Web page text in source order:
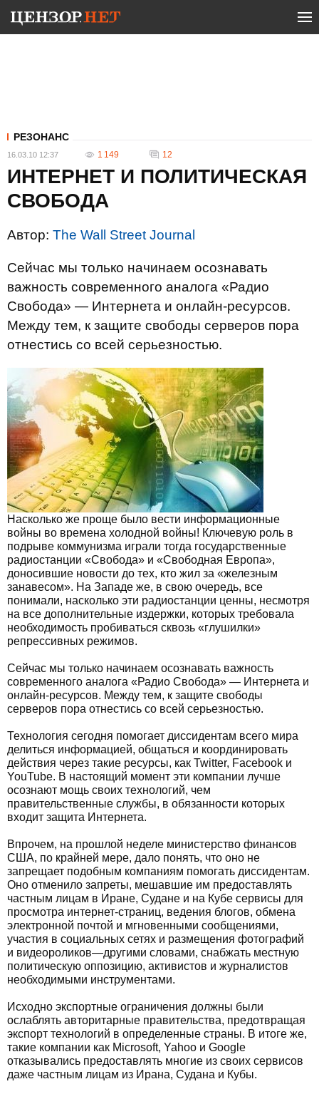
РЕЗОНАНС
16.03.10 12:37 1 149 12
ИНТЕРНЕТ И ПОЛИТИЧЕСКАЯ
СВОБОДА
Автор: The Wall Street Journal
Сейчас мы только начинаем осознавать
важность современного аналога «Радио
Свобода» — Интернета и онлайн-ресурсов.
Между тем, к защите свободы серверов пора
отнестись со всей серьезностью.
Насколько же проще было вести информационные
войны во времена холодной войны! Ключевую роль в
подрыве коммунизма играли тогда государственные
радиостанции «Свобода» и «Свободная Европа»,
доносившие новости до тех, кто жил за «железным
занавесом». На Западе же, в свою очередь, все
понимали, насколько эти радиостанции ценны, несмотря
на все дополнительные издержки, которых требовала
необходимость пробиваться сквозь «глушилки»
репрессивных режимов.
Сейчас мы только начинаем осознавать важность
современного аналога «Радио Свобода» — Интернета и
онлайн-ресурсов. Между тем, к защите свободы
серверов пора отнестись со всей серьезностью.
Технология сегодня помогает диссидентам всего мира
делиться информацией, общаться и координировать
действия через такие ресурсы, как Twitter, Facebook и
YouTube. В настоящий момент эти компании лучше
осознают мощь своих технологий, чем
правительственные службы, в обязанности которых
входит защита Интернета.
Впрочем, на прошлой неделе министерство финансов
США, по крайней мере, дало понять, что оно не
запрещает подобным компаниям помогать диссидентам.
Оно отменило запреты, мешавшие им предоставлять
частным лицам в Иране, Судане и на Кубе сервисы для
просмотра интернет-страниц, ведения блогов, обмена
электронной почтой и мгновенными сообщениями,
участия в социальных сетях и размещения фотографий
и видеороликов—другими словами, снабжать местную
политическую оппозицию, активистов и журналистов
необходимыми инструментами.
Исходно экспортные ограничения должны были
ослаблять авторитарные правительства, предотвращая
экспорт технологий в определенные страны. В итоге же,
такие компании как Microsoft, Yahoo и Google
отказывались предоставлять многие из своих сервисов
даже частным лицам из Ирана, Судана и Кубы.